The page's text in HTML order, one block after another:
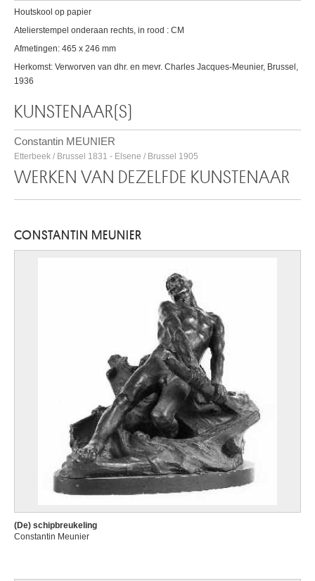
Houtskool op papier
Atelierstempel onderaan rechts, in rood : CM
Afmetingen: 465 x 246 mm
Herkomst: Verworven van dhr. en mevr. Charles Jacques-Meunier, Brussel,
1936
KUNSTENAAR(S)
Constantin MEUNIER
Etterbeek / Brussel 1831 - Elsene / Brussel 1905
WERKEN VAN DEZELFDE KUNSTENAAR
CONSTANTIN MEUNIER
(De) schipbreukeling
Constantin Meunier